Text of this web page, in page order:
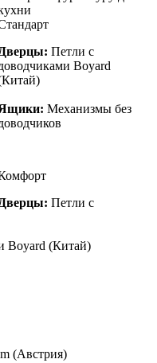
Дверцы: Петли с
Boyard
Механизмы без
Дверцы: Петли с
Boyard (Китай)
(Австрия)